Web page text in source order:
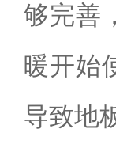
够完善
暖开始
导致地